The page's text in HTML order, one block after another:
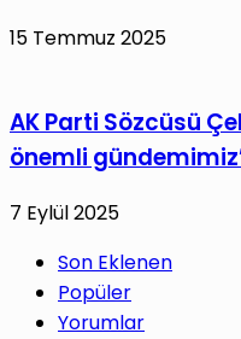
15 Temmuz 2025
AK Parti Sözcüsü
önemli
7 Eylül 2025
Son Eklenen
Popüler
Yorumlar